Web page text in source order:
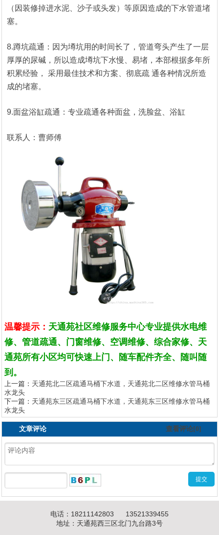
（因装修掉进水泥、沙子或头发）等原因造成的下水管道堵
塞。
8.蹲坑疏通：因为墫坑用的时间长了，管道弯头产生了一层
厚厚的尿碱，所以造成墫坑下水慢、易堵，本部根据多年所
积累经验， 采用最佳技术和方案、彻底疏 通各种情况所造
成的堵塞。
9.面盆浴缸疏通：专业疏通各种面盆，洗脸盆、浴缸
联系人：曹师傅
温馨提示： 天通苑社区维修服务中心专业提供水电维
修、管道疏通、门窗维修、空调维修、综合家修、天
通苑所有小区均可快速上门、随车配件齐全、随叫随
到。
上一篇： 天通苑北二区疏通马桶下水道，天通苑北二区维修水管马桶
水龙头
下一篇： 天通苑东三区疏通马桶下水道，天通苑东三区维修水管马桶
水龙头
查看评论[0]
文章评论
电话：18211142803 13521339455
地址：天通苑西三区北门九台路3号